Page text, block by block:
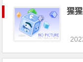
猩